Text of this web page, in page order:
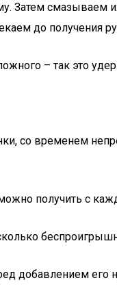
Затем
до получения
– так это
со временем
получить с
добавлением его